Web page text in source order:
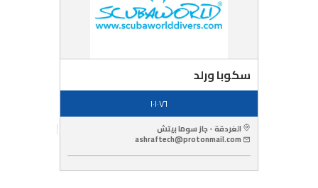
سكوبا ورلد
١٠١٠٧٦
الغردقة - جاز سوما بيتش
ashraftech@protonmail.com